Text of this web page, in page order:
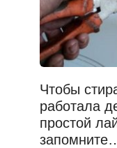
Чтобы
работала
простой